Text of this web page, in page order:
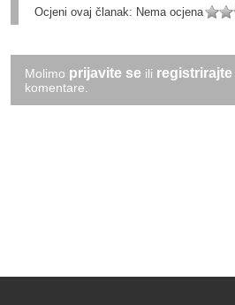
Ocjeni ovaj članak: Nema ocjena
Molimo prijavite se ili registrirajte
komentare.